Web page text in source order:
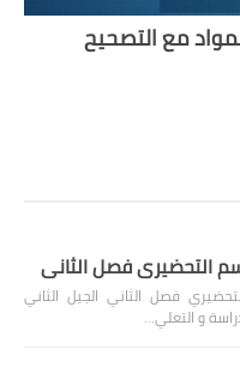
مع التصحيح
التحضيري فصل الثاني
فصل الثاني الجيل الثاني